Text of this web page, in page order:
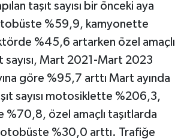
taşıt sayısı bir önceki aya
%59,9, kamyonette
%45,6 artarken özel amaçlı
sayısı, Mart 2021-Mart 2023
göre %95,7 arttı Mart ayında
sayısı motosiklette %206,3,
özel amaçlı taşıtlarda
%30,0 arttı. Trafiğe